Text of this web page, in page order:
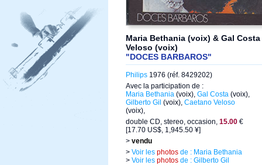
Maria Bethania (voix) & Gal
Veloso (voix)
"DOCES BARBAROS"
Philips 1976 (réf. 8429202)
Avec la participation de :
Maria Bethania (voix), Gal Costa (voix),
Gilberto Gil (voix), Caetano Veloso
(voix),
double CD, stereo, occasion, 15.00 €
[17.70 US$, 1,945.50 ¥]
> vendu
> Voir les photos de : Maria Bethania
> Voir les photos de : Gilberto Gil